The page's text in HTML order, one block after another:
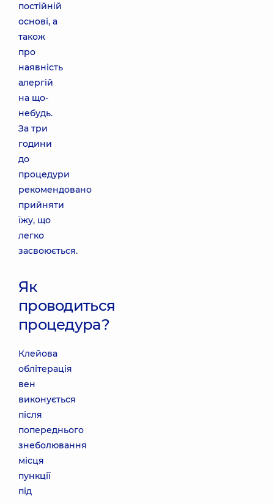
постійній
основі, а
також
про
наявність
алергій
на що-
небудь.
За три
години
до
процедури
рекомендовано
прийняти
їжу, що
легко
засвоюється.
Як
проводиться
процедура?
Клейова
облітерація
вен
виконується
після
попереднього
знеболювання
місця
пункції
під